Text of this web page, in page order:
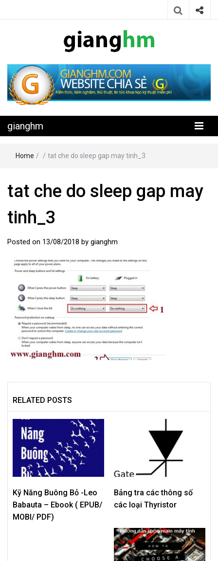
gianghm
kỹ thuật miễn phí
gianghm
Home / / tat che do sleep gap may tinh_3
tat che do sleep gap may
tinh_3
Posted on 13/08/2018 by gianghm
RELATED POSTS
Kỹ Năng Buông Bỏ -Leo
Babauta – Ebook ( EPUB/
MOBI/ PDF)
Bảng tra các thông số
các loại Thyristor